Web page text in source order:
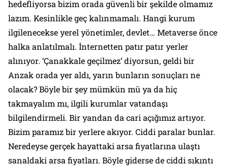
hedefliyorsa bizim orada güvenli bir şekilde olmamız
lazım. Kesinlikle geç kalınmamalı. Hangi kurum
ilgilenecekse yerel yönetimler, devlet… Metaverse önce
halka anlatılmalı. İnternetten patır patır yerler
alınıyor. ‘Çanakkale geçilmez’ diyorsun, geldi bir
Anzak orada yer aldı, yarın bunların sonuçları ne
olacak? Böyle bir şey mümkün mü ya da hiç
takmayalım mı, ilgili kurumlar vatandaşı
bilgilendirmeli. Bir yandan da cari açığımız artıyor.
Bizim paramız bir yerlere akıyor. Ciddi paralar bunlar.
Neredeyse gerçek hayattaki arsa fiyatlarına ulaştı
sanaldaki arsa fiyatları. Böyle giderse de ciddi sıkıntı